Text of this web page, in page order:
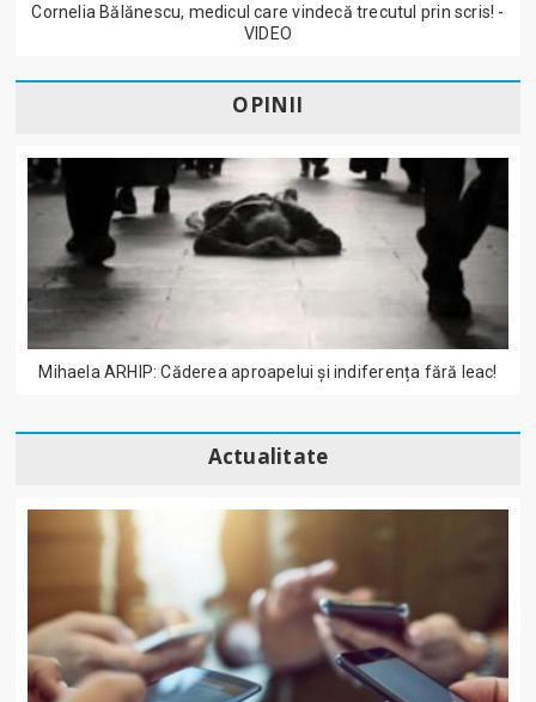
Cornelia Bălănescu, medicul care vindecă trecutul prin scris! -
VIDEO
OPINII
Mihaela ARHIP: Căderea aproapelui și indiferența fără leac!
Actualitate